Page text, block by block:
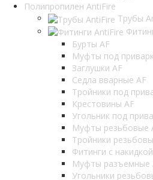
Полипропилен AntiFire
Трубы
Бурты AF
Муфты под
Заглушки AF
Седла вварные AF
Тройники под
Крестовины AF
Угольник под
Муфты резьбовые
Тройники
Фитинги с
Муфты разъемные
Угольники